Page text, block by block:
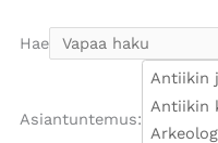
Hae
Asiantuntemus: